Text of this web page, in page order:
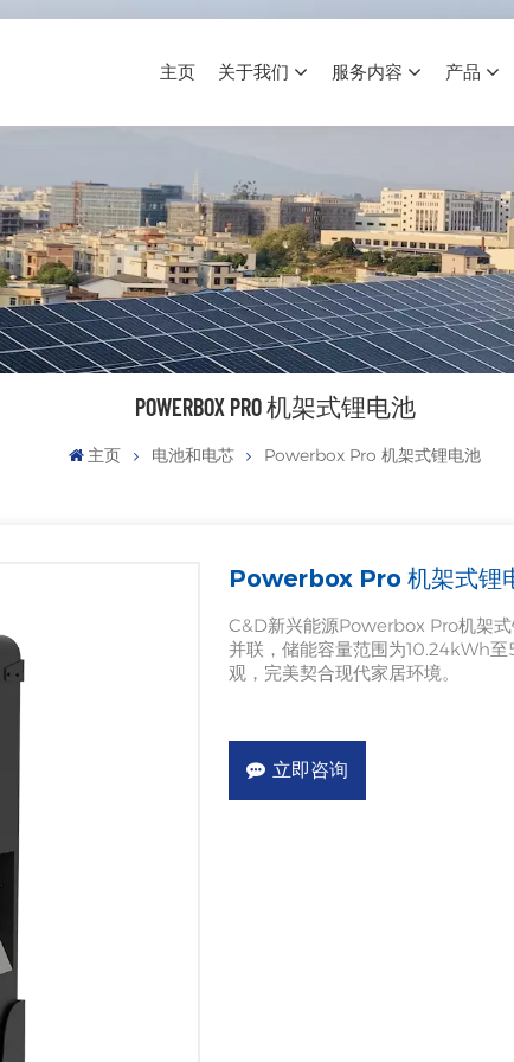
主页 关于我们 服务内容 产品
POWERBOX PRO 机架式锂电池
主页 电池和电芯 Powerbox Pro 机架式锂电池
Powerbox Pro 机架式锂
C&D新兴能源Powerbox Pro机架
并联，储能容量范围为10.24kWh
观，完美契合现代家居环境。
立即咨询